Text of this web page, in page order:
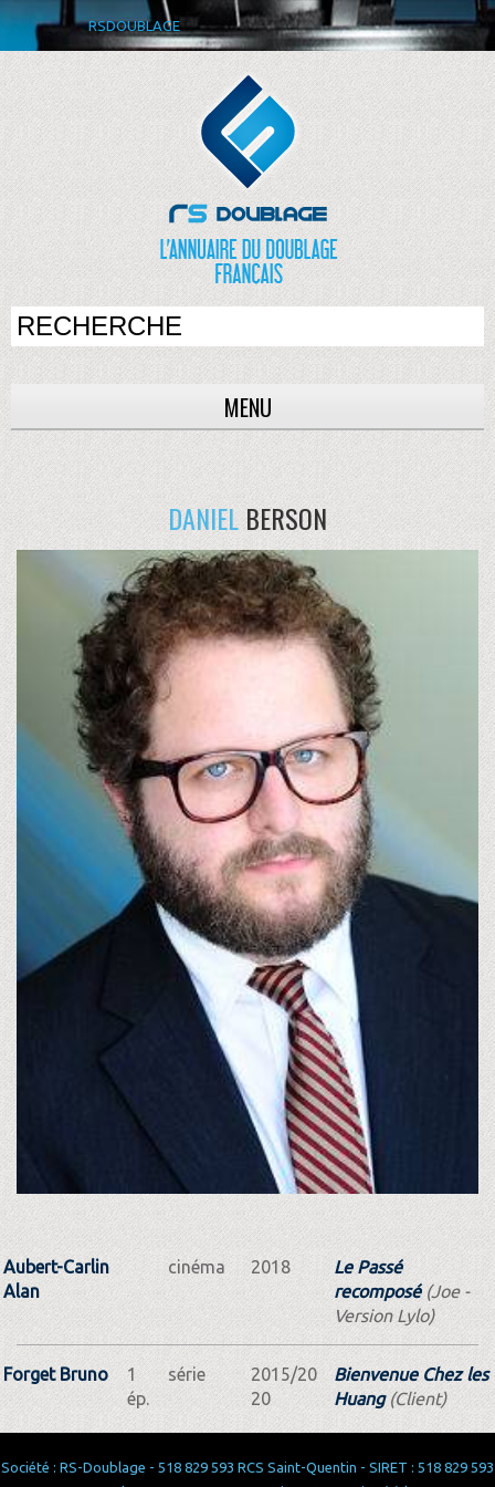
RSDOUBLAGE
MENU
DANIELBERSON
Aubert-Carlin
Alan
cinéma 2018
Le Passé
recomposé(Joe -
Version Lylo)
Forget Bruno
1
ép.
série
2015/20
20
Bienvenue Chez les
Huang(Client)
Société : RS-Doublage - 518 829 593 RCS Saint-Quentin - SIRET : 518 829 593